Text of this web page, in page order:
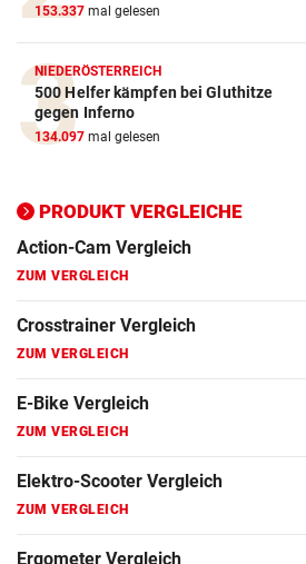
153.337 mal gelesen
NIEDERÖSTERREICH
500 Helfer kämpfen bei Gluthitze
gegen Inferno
134.097 mal gelesen
PRODUKT VERGLEICHE
ZUM VERGLEICH
Crosstrainer Vergleich
ZUM VERGLEICH
E-Bike Vergleich
Elektro-Scooter Vergleich
ZUM VERGLEICH
ZUM VERGLEICH
ZUM VERGLEICH
ZUM VERGLEICH
ZUM VERGLEICH